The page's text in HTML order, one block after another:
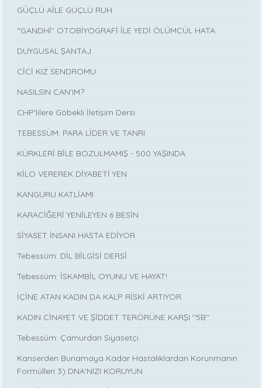
GÜÇLÜ AİLE GÜÇLÜ RUH
“GANDHİ” OTOBİYOGRAFİ İLE YEDİ ÖLÜMCÜL HATA
DUYGUSAL ŞANTAJ
CİCİ KIZ SENDROMU
NASILSIN CAN’IM?
CHP'lilere Göbekli İletişim Dersi
TEBESSÜM: PARA LİDER VE TANRI
KÜRKLERİ BİLE BOZULMAMIŞ - 500 YAŞINDA
KİLO VEREREK DİYABETİ YEN
KANGURU KATLİAMI
KARACİĞERİ YENİLEYEN 6 BESİN
SİYASET İNSANI HASTA EDİYOR
Tebessüm: DİL BİLGİSİ DERSİ
Tebessüm: İSKAMBİL OYUNU VE HAYAT!
İÇİNE ATAN KADIN DA KALP RİSKİ ARTIYOR
KADIN CİNAYET VE ŞİDDET TERÖRÜNE KARŞI ''5B''
Tebessüm: Çamurdan Siyasetçi
Kanserden Bunamaya Kadar Hastalıklardan Korunmanın
Formülleri 3) DNA'NIZI KORUYUN